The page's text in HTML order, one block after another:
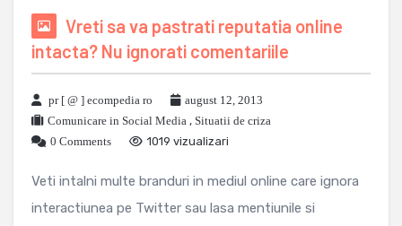
Vreti sa va pastrati reputatia online
intacta? Nu ignorati comentariile
pr [ @ ] ecompedia ro
august 12, 2013
Comunicare in Social Media , Situatii de criza
0 Comments
1019 vizualizari
Veti intalni multe branduri in mediul online care ignora
interactiunea pe Twitter sau lasa mentiunile si